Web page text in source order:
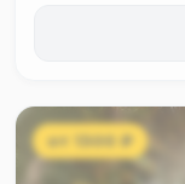
от 1300 ₽